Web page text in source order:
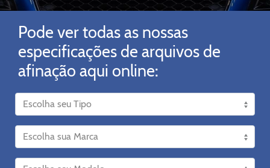
Pode ver todas as nossas
especificações de arquivos de
afinação aqui online: